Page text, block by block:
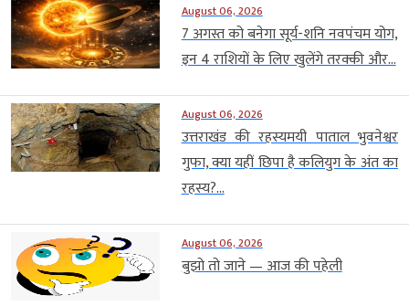
August 06, 2026
7 अगस्त को बनेगा सूर्य-शनि नवपंचम योग,
इन 4 राशियों के लिए खुलेंगे तरक्की और...
August 06, 2026
उत्तराखंड की रहस्यमयी पाताल भुवनेश्वर
गुफा, क्या यहीं छिपा है कलियुग के अंत का
रहस्य?...
August 06, 2026
बुझो तो जाने — आज की पहेली